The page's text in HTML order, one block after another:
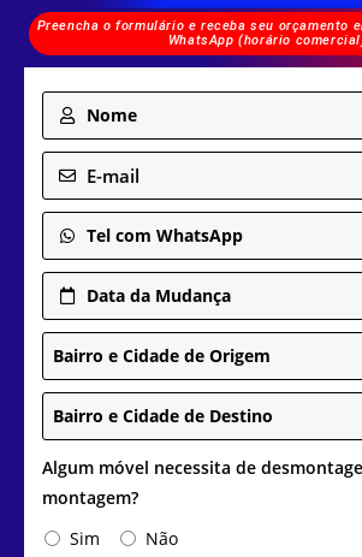
Preencha o formulário e receba seu orçamento
WhatsApp (horário
Nome
E-mail
Tel com WhatsApp
Data da Mudança
Bairro e Cidade de Origem
Bairro e Cidade de Destino
Algum móvel necessita de
montagem?
Sim
Não